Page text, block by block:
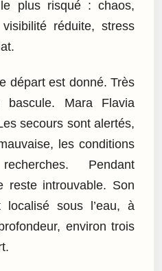
plus risqué : chaos,
réduite, stress
départ est donné. Très
bascule. Mara Flavia
secours sont alertés,
les conditions
Pendant
reste introuvable. Son
localisé sous l’eau, à
environ trois